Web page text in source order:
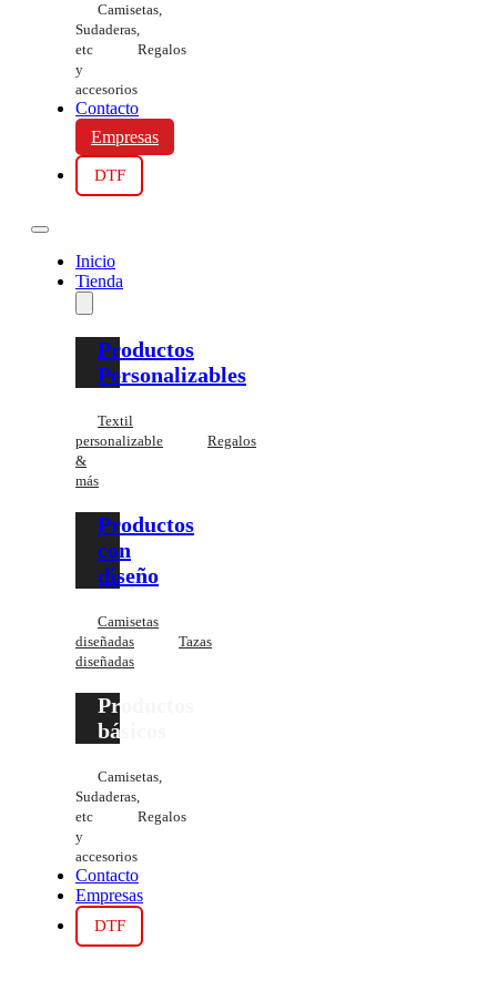
Camisetas,
Sudaderas,
etc
Regalos
y
accesorios
Contacto
Empresas
DTF
Inicio
Tienda
Productos
Personalizables
Textil
personalizable
Regalos
&
más
Productos
con
diseño
Camisetas
diseñadas
Tazas
diseñadas
Productos
básicos
Camisetas,
Sudaderas,
etc
Regalos
y
accesorios
Contacto
Empresas
DTF